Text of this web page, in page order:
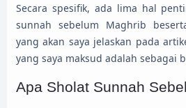
Secara spesifik, ada lima hal
sunnah sebelum Maghrib
yang akan saya jelaskan pada
yang saya maksud adalah sebagai
Apa Sholat Sunnah